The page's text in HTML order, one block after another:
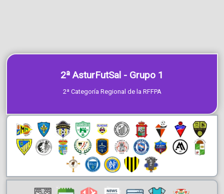
2ª AsturFutSal - Grupo 1
2ª Categoría Regional de la RFFPA